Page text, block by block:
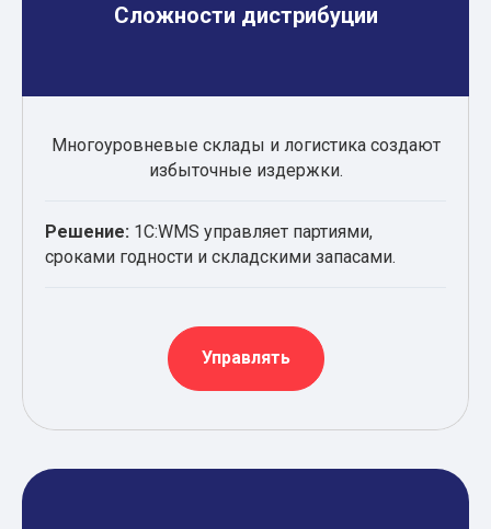
Сложности дистрибуции
Многоуровневые склады и логистика создают
избыточные издержки.
Решение: 1С:WMS управляет партиями,
сроками годности и складскими запасами.
Управлять